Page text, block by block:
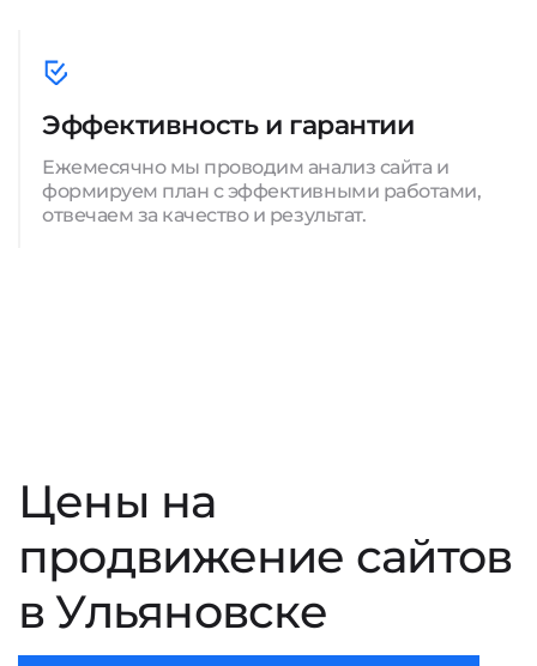
Эффективность и гарантии
Ежемесячно мы проводим анализ сайта и
формируем план с эффективными работами,
отвечаем за качество и результат.
Цены на
продвижение сайтов
в Ульяновске